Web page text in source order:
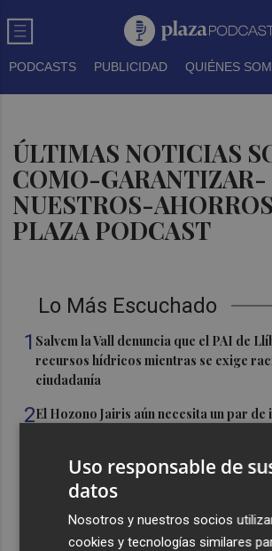
PODCASTS PUBLICIDAD QUIÉNES
ÚLTIMAS NOTICIAS
COMO-GARANTIZAR-
NUESTROS-
PLAZA PODCAST
Lo Más Escuchado
1 Salvem la Vall denuncia que el PAI de
recursos hídricos mientras se exige
ciudadanía
2El Hozono Jairis aún necesita un par
Ruz ya hace planes para un posible
más allá de la rehabilitación: ¿retorno
ViviFind, el buscador inmobiliario con
PCUMH, prepara sus primeras alianzas
Uso responsable de
datos
Nosotros y nuestros socios
cookies y tecnologías similares